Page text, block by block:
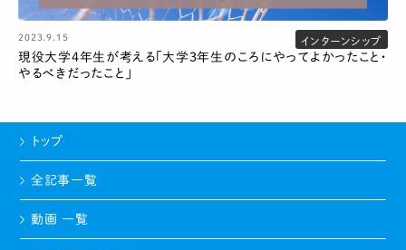
2023.9.15 インターンシップ
現役大学4年生が考える「大学3年生のころにやってよかったこと・
やるべきだったこと」
トップ
全記事一覧
動画 一覧